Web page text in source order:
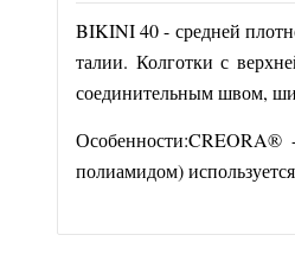
BIKINI 40 - средней
талии. Колготки с
соединительным швом,
Особенности:CREORA®
полиамидом)